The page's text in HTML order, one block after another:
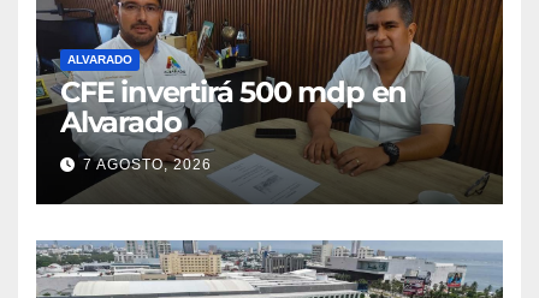
ALVARADO
CFE invertirá 500 mdp en
Alvarado
7 AGOSTO, 2026